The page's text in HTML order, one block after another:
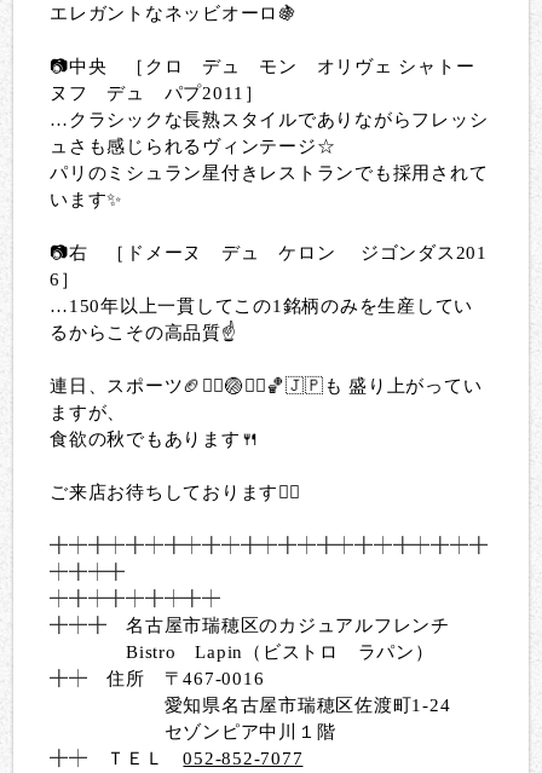
エレガントなネッビオーロ🍇
📷中央 ［クロ デュ モン オリヴェ シャトー
ヌフ デュ パプ2011］
…クラシックな長熟スタイルでありながらフレッシ
ュさも感じられるヴィンテージ☆
パリのミシュラン星付きレストランでも採用されて
います✨
📷右 ［ドメーヌ デュ ケロン ジゴンダス201
6］
…150年以上一貫してこの1銘柄のみを生産してい
るからこその高品質☝️
連日、スポーツ🏈🏊‍♀️🏐🏃‍♂️🏀🇯🇵も 盛り上がってい
ますが、
食欲の秋でもあります🍴
ご来店お待ちしております🙇‍♀️
╋┿╋┿╋┿╋┿╋┿╋┿╋┿╋┿╋┿╋┿╋┿╋
┿╋┿╋
┿╋┿╋┿╋┿╋┿
╋┿╋名古屋市瑞穂区のカジュアルフレンチ
Bistro Lapin（ビストロ ラパン）
╋┿住所 〒467-0016
愛知県名古屋市瑞穂区佐渡町1-24
セゾンピア中川１階
╋┿
ＴＥＬ052-852-7077